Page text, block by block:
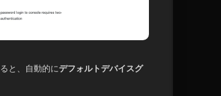
と、自動的にデフォルトデバイスグ